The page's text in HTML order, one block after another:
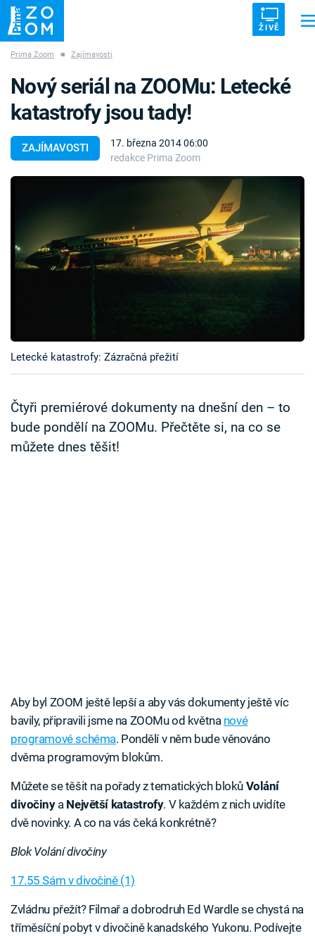
ŽIVĚ
VETŘELCI DÁVNOVĚKU
Pořady
Sledujte prima+
Přihlášení
Prima Zoom ■ Zajímavosti
ZAJÍMAVOSTI
17. března 2014 06:00
redakce Prima Zoom
Nový seriál na ZOOMu: Letecké
katastrofy jsou tady!
Letecké katastrofy: Zázračná přežití
Čtyři premiérové dokumenty na dnešní den – to
bude pondělí na ZOOMu. Přečtěte si, na co se
můžete dnes těšit!
Aby byl ZOOM ještě lepší a aby vás dokumenty ještě víc
bavily, připravili jsme na ZOOMu od května nové
programové schéma. Pondělí v něm bude věnováno
dvěma programovým blokům.
Můžete se těšit na pořady z tematických bloků Volání
divočinya Největší katastrofy. V každém z nich uvidíte
dvě novinky. A co na vás čeká konkrétně?
Blok Volání divočiny
17.55 Sám v divočině (1)
Zvládnu přežít? Filmař a dobrodruh Ed Wardle se chystá na
tříměsíční pobyt v divočině kanadského Yukonu. Podívejte